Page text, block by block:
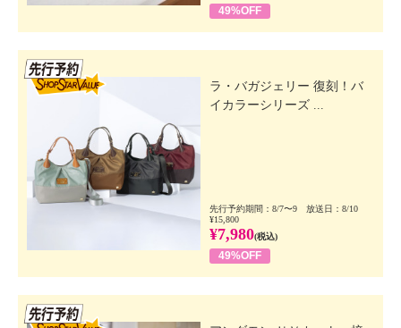
49%OFF
ラ・バガジェリー 復刻！バ
イカラーシリーズ ...
先行予約期間：8/7〜9 放送日：8/10
¥15,800
¥7,980(税込)
49%OFF